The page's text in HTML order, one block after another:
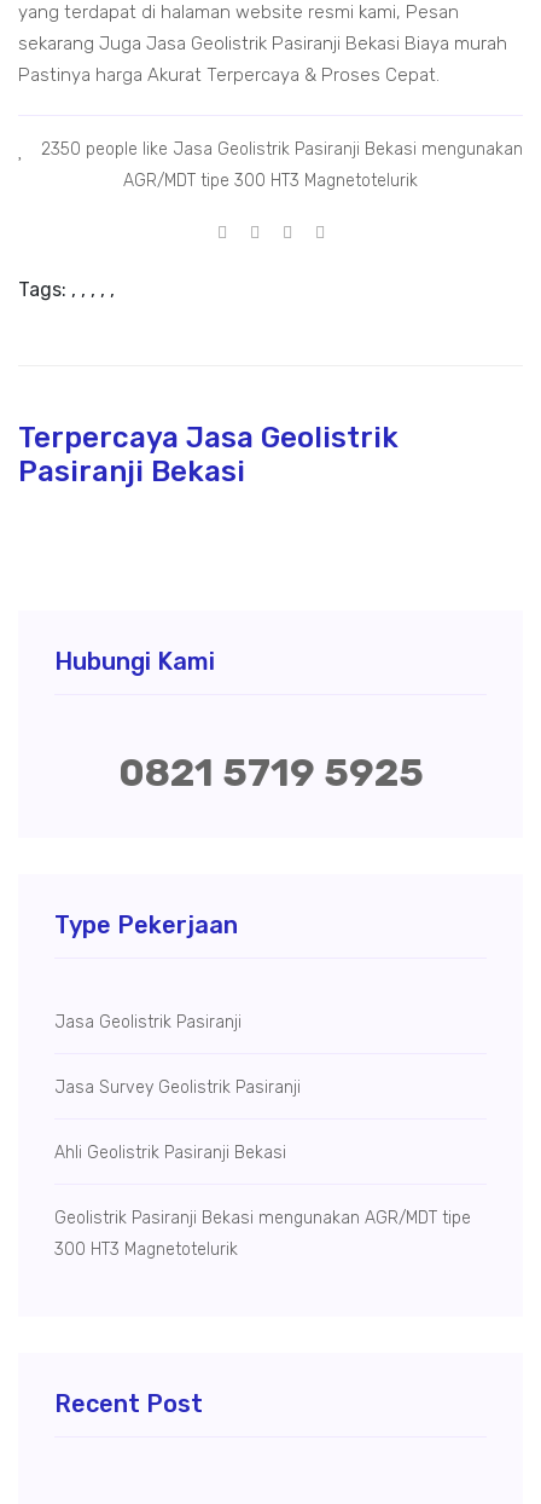
yang terdapat di halaman website resmi kami, Pesan
sekarang Juga Jasa Geolistrik Pasiranji Bekasi Biaya murah
Pastinya harga Akurat Terpercaya & Proses Cepat.
2350 people like Jasa Geolistrik Pasiranji Bekasi mengunakan
AGR/MDT tipe 300 HT3 Magnetotelurik
Tags: , , , , ,
Terpercaya Jasa Geolistrik
Pasiranji Bekasi
Hubungi Kami
0821 5719 5925
Type Pekerjaan
Jasa Geolistrik Pasiranji
Jasa Survey Geolistrik Pasiranji
Ahli Geolistrik Pasiranji Bekasi
Geolistrik Pasiranji Bekasi mengunakan AGR/MDT tipe
300 HT3 Magnetotelurik
Recent Post